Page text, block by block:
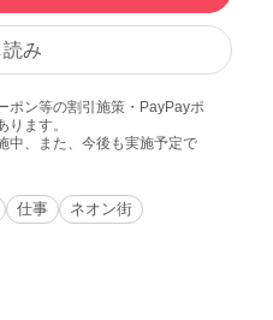
み
ポン等の割引施策・PayPayポ
ます。
中、また、今後も実施予定で
仕事
ネオン街